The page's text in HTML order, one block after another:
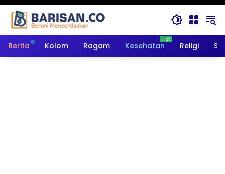
Berita Kolom Ragam Kesehatan Religi